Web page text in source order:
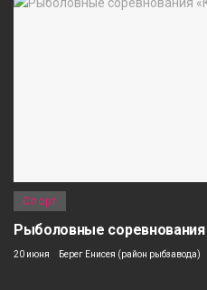
Спорт
Рыболовные
20 июня Берег Енисея (район рыбзавода)